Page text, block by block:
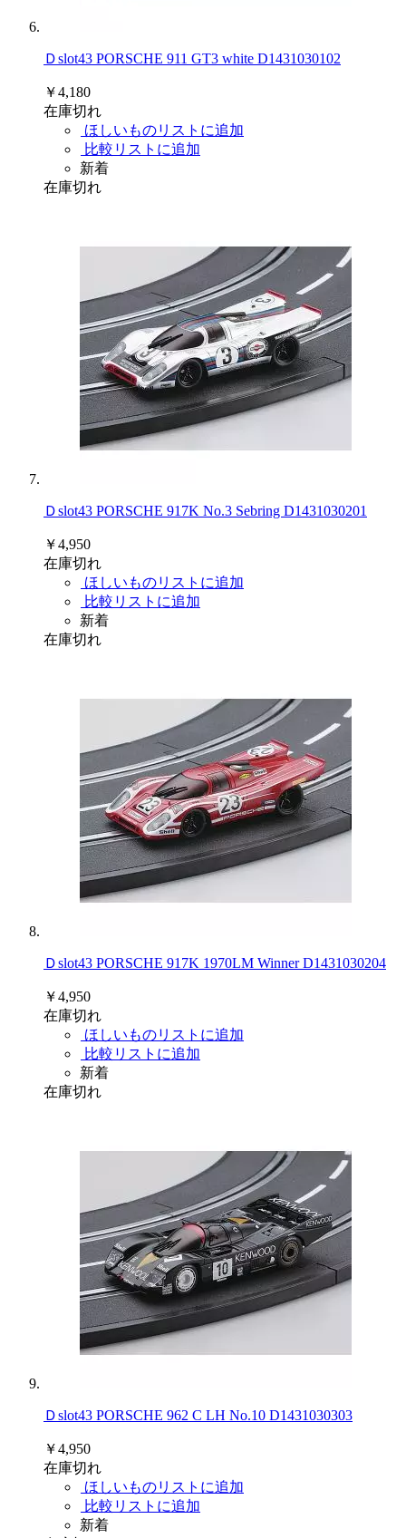
Ｄslot43 PORSCHE 911 GT3 white D1431030102
￥4,180
在庫切れ
ほしいものリストに追加
比較リストに追加
新着
在庫切れ
Ｄslot43 PORSCHE 917K No.3 Sebring D1431030201
￥4,950
在庫切れ
ほしいものリストに追加
比較リストに追加
新着
在庫切れ
Ｄslot43 PORSCHE 917K 1970LM Winner D1431030204
￥4,950
在庫切れ
ほしいものリストに追加
比較リストに追加
新着
在庫切れ
Ｄslot43 PORSCHE 962 C LH No.10 D1431030303
￥4,950
在庫切れ
ほしいものリストに追加
比較リストに追加
新着